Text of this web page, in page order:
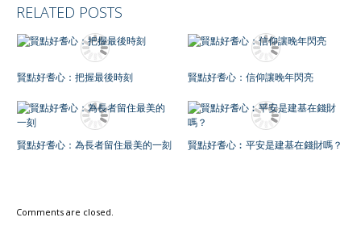
RELATED POSTS
賢點好耆心：把握最後時刻 賢點好耆心：信仰讓晚年閃亮
賢點好耆心：為長者留住最美的一刻 賢點好耆心︰平安是建基在錢財嗎？
Comments are closed.